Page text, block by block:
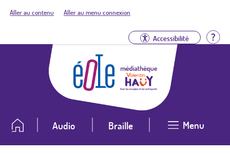
Aller au contenu Aller au menu connexion
Accessibilité
Audio Braille Menu